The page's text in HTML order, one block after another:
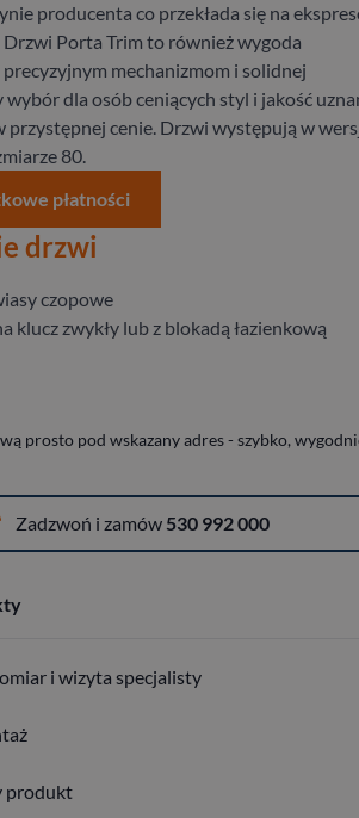
producenta co przekłada się na
Drzwi Porta Trim to również wygoda
mechanizmom i solidnej
dla osób ceniących styl i jakość
przystępnej cenie. Drzwi występują w
80.
płatności
drzwi
czopowe
klucz zwykły lub z blokadą łazienkową
prosto pod wskazany adres - szybko,
Zadzwoń i zamów 530 992 000
i wizyta specjalisty
produkt